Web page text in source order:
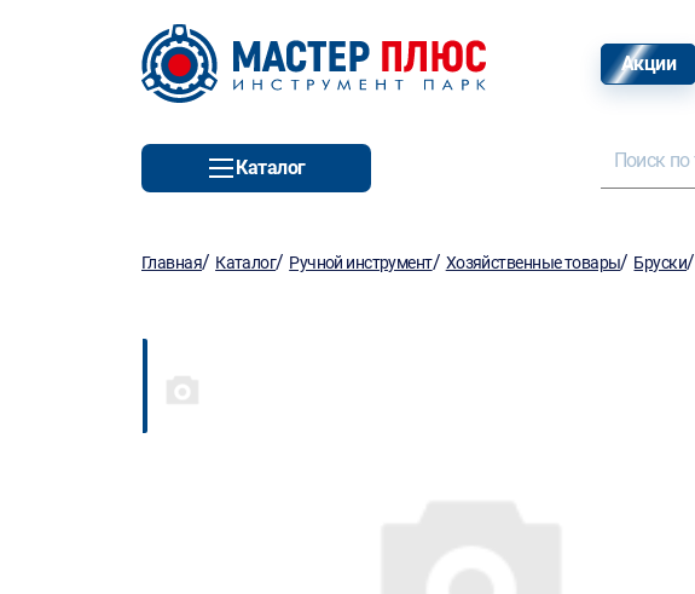
Акции
Каталог
Главная/ Каталог/ Ручной инструмент/ Хозяйственные товары/ Бруски/